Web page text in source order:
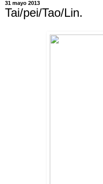
31 mayo 2013
Tai/pei/Tao/Lin.